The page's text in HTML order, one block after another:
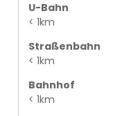
U-Bahn
< 1km
Straßenbahn
< 1km
Bahnhof
< 1km